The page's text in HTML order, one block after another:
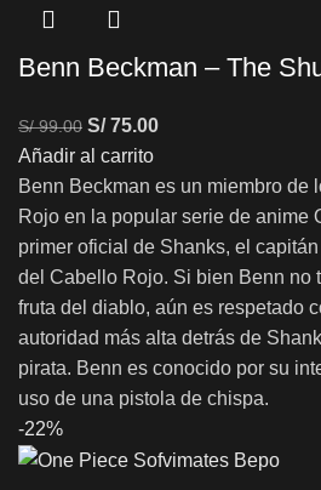
Benn Beckman – The
S/99.00 S/75.00
Añadir al carrito
Benn Beckman es un miembro de
Rojo en la popular serie de anime
primer oficial de Shanks, el
del Cabello Rojo. Si bien Benn no
fruta del diablo, aún es respetado
autoridad más alta detrás de
pirata. Benn es conocido por su
uso de una pistola de chispa.
-22%